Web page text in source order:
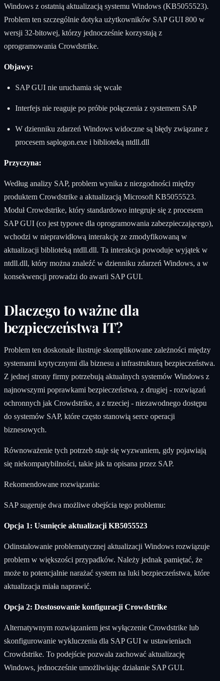
Windows z ostatnią aktualizacją systemu Windows (KB5055523).
Problem ten szczególnie dotyka użytkowników SAP GUI 800 w
wersji 32-bitowej, którzy jednocześnie korzystają z
oprogramowania Crowdstrike.
Objawy:
SAP GUI nie uruchamia się wcale
Interfejs nie reaguje po próbie połączenia z systemem SAP
W dzienniku zdarzeń Windows widoczne są błędy związane z
procesem saplogon.exe i biblioteką ntdll.dll
Przyczyna:
Według analizy SAP, problem wynika z niezgodności między
produktem Crowdstrike a aktualizacją Microsoft KB5055523.
Moduł Crowdstrike, który standardowo integruje się z procesem
SAP GUI (co jest typowe dla oprogramowania zabezpieczającego),
wchodzi w nieprawidłową interakcję ze zmodyfikowaną w
aktualizacji biblioteką ntdll.dll. Ta interakcja powoduje wyjątek w
ntdll.dll, który można znaleźć w dzienniku zdarzeń Windows, a w
konsekwencji prowadzi do awarii SAP GUI.
Dlaczego to ważne dla
bezpieczeństwa IT?
Problem ten doskonale ilustruje skomplikowane zależności między
systemami krytycznymi dla biznesu a infrastrukturą bezpieczeństwa.
Z jednej strony firmy potrzebują aktualnych systemów Windows z
najnowszymi poprawkami bezpieczeństwa, z drugiej - rozwiązań
ochronnych jak Crowdstrike, a z trzeciej - niezawodnego dostępu
do systemów SAP, które często stanowią serce operacji
biznesowych.
Równoważenie tych potrzeb staje się wyzwaniem, gdy pojawiają
się niekompatybilności, takie jak ta opisana przez SAP.
Rekomendowane rozwiązania:
SAP sugeruje dwa możliwe obejścia tego problemu:
Opcja 1: Usunięcie aktualizacji KB5055523
Odinstalowanie problematycznej aktualizacji Windows rozwiązuje
problem w większości przypadków. Należy jednak pamiętać, że
może to potencjalnie narażać system na luki bezpieczeństwa, które
aktualizacja miała naprawić.
Opcja 2: Dostosowanie konfiguracji Crowdstrike
Alternatywnym rozwiązaniem jest wyłączenie Crowdstrike lub
skonfigurowanie wykluczenia dla SAP GUI w ustawieniach
Crowdstrike. To podejście pozwala zachować aktualizację
Windows, jednocześnie umożliwiając działanie SAP GUI.